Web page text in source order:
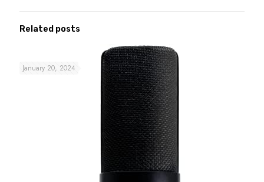
Related posts
January 20, 2024